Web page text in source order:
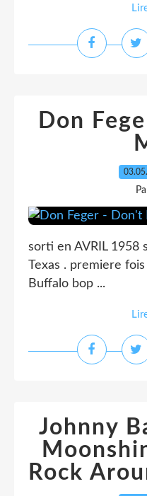
Don
sorti en AVRIL 1958
Texas . premiere
Buffalo bop ...
Johnny
Rock